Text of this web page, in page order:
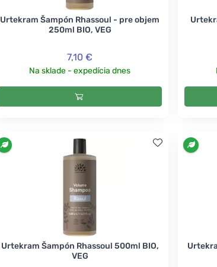
Urtekram Šampón Rhassoul - pre objem
250ml BIO, VEG
7,10 €
Na sklade - expedícia dnes
Urtekram Šampón Rhassoul 500ml BIO,
VEG